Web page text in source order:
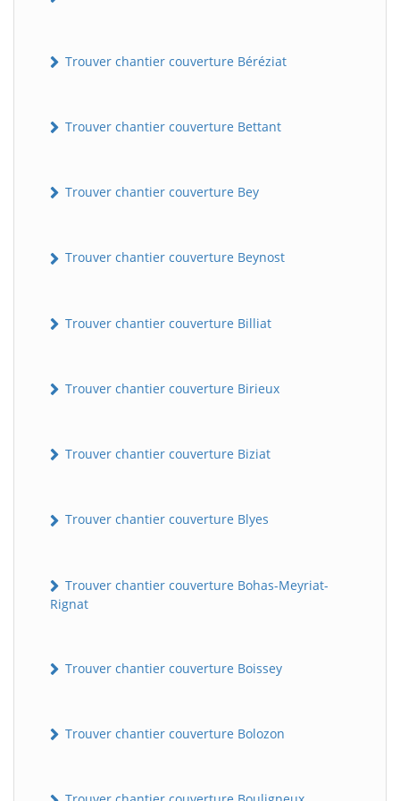
Trouver chantier couverture Béréziat
Trouver chantier couverture Bettant
Trouver chantier couverture Bey
Trouver chantier couverture Beynost
Trouver chantier couverture Billiat
Trouver chantier couverture Birieux
Trouver chantier couverture Biziat
Trouver chantier couverture Blyes
Trouver chantier couverture Bohas-Meyriat-
Rignat
Trouver chantier couverture Boissey
Trouver chantier couverture Bolozon